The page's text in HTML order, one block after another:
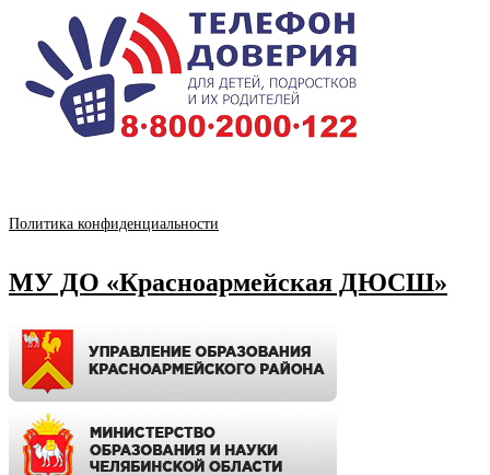
Политика конфиденциальности
МУ ДО «Красноармейская ДЮСШ»